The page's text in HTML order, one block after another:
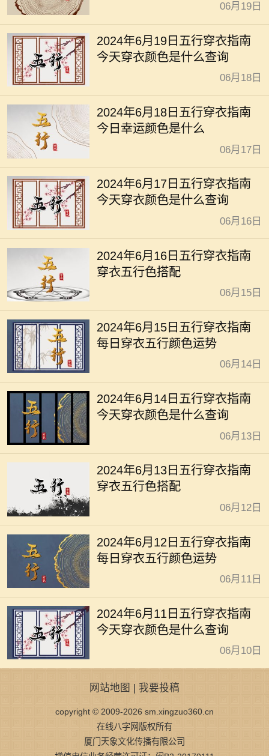
06月19日
2024年6月19日五行穿衣指南
今天穿衣颜色是什么查询
06月18日
2024年6月18日五行穿衣指南
今日幸运颜色是什么
06月17日
2024年6月17日五行穿衣指南
今天穿衣颜色是什么查询
06月16日
2024年6月16日五行穿衣指南
穿衣五行色搭配
06月15日
2024年6月15日五行穿衣指南
每日穿衣五行颜色运势
06月14日
2024年6月14日五行穿衣指南
今天穿衣颜色是什么查询
06月13日
2024年6月13日五行穿衣指南
穿衣五行色搭配
06月12日
2024年6月12日五行穿衣指南
每日穿衣五行颜色运势
06月11日
2024年6月11日五行穿衣指南
今天穿衣颜色是什么查询
06月10日
网站地图 | 我要投稿
copyright © 2009-2026 sm.xingzuo360.cn
在线八字网版权所有
厦门天象文化传播有限公司